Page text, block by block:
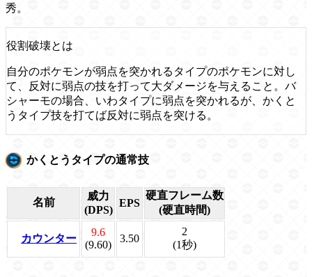
秀。
役割破壊とは
自分のポケモンが弱点を突かれるタイプのポケモンに対し
て、反対に弱点の技を打って大ダメージを与えること。バ
シャーモの場合、いわタイプに弱点を突かれるが、かくと
うタイプ技を打てば反対に弱点を突ける。
かくとうタイプの通常技
名前
威力
(DPS)
EPS
硬直フレーム数
(硬直時間)
カウンター
9.6
(9.60)
3.50
2
(1秒)